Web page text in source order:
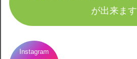
が出来ます
Instagram